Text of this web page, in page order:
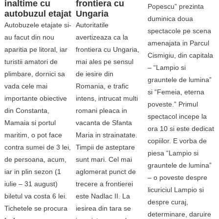
inaltime cu
autobuzul etajat
Autobuzele etajate si-
au facut din nou
aparitia pe litoral, iar
turistii amatori de
plimbare, dornici sa
vada cele mai
importante obiective
din Constanta,
Mamaia si portul
maritim, o pot face
contra sumei de 3 lei,
de persoana, acum,
iar in plin sezon (1
iulie – 31 august)
biletul va costa 6 lei.
Tichetele se procura
frontiera cu
Ungaria
Autoritatile
avertizeaza ca la
frontiera cu Ungaria,
mai ales pe sensul
de iesire din
Romania, e trafic
intens, intrucat multi
romani pleaca in
vacanta de Sfanta
Maria in strainatate.
Timpii de asteptare
sunt mari. Cel mai
aglomerat punct de
trecere a frontierei
este Nadlac II. La
iesirea din tara se
Popescu” prezinta
duminica doua
spectacole pe scena
amenajata in Parcul
Cismigiu, din capitala
– “Lampio si
grauntele de lumina”
si “Femeia, eterna
poveste.” Primul
spectacol incepe la
ora 10 si este dedicat
copiilor. E vorba de
piesa “Lampio si
grauntele de lumina”
– o poveste despre
licuriciul Lampio si
despre curaj,
determinare, daruire